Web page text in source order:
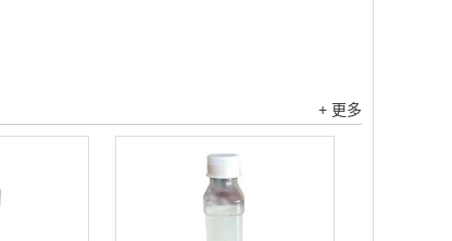
+ 更多